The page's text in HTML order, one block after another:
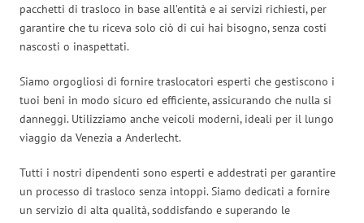
pacchetti di trasloco in base all’entità e ai servizi richiesti, per
garantire che tu riceva solo ciò di cui hai bisogno, senza costi
nascosti o inaspettati.
Siamo orgogliosi di fornire traslocatori esperti che gestiscono i
tuoi beni in modo sicuro ed efficiente, assicurando che nulla si
danneggi. Utilizziamo anche veicoli moderni, ideali per il lungo
viaggio da Venezia a Anderlecht.
Tutti i nostri dipendenti sono esperti e addestrati per garantire
un processo di trasloco senza intoppi. Siamo dedicati a fornire
un servizio di alta qualità, soddisfando e superando le